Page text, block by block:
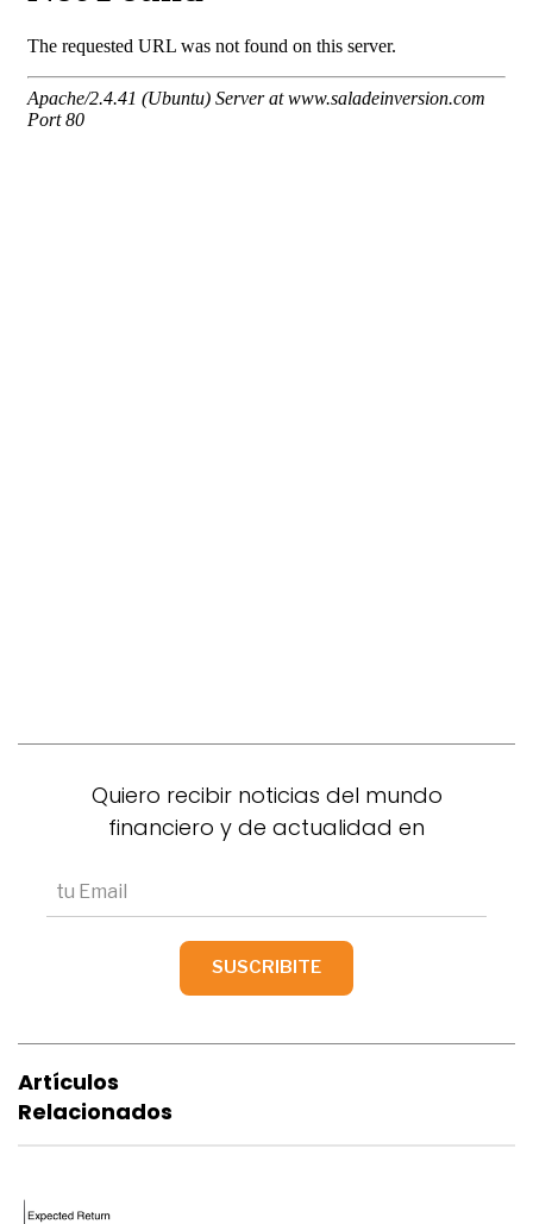
Quiero recibir noticias del mundo
financiero y de actualidad en
Artículos
Relacionados